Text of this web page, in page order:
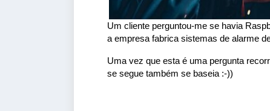
Um cliente perguntou-me se havia
a empresa fabrica sistemas de alarme
Uma vez que esta é uma pergunta
se segue também se baseia :-))